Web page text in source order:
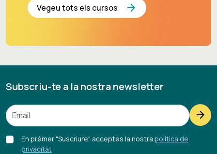
Vegeu tots els cursos arrow_forward
Subscriu-te a la nostra newsletter
arrow_forward
En prémer "Suscriure" acceptes la nostra política de
privacitat